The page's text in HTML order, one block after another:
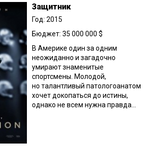
Защитник
Год: 2015
Бюджет: 35 000 000 $
В Америке один за одним
неожиданно и загадочно
умирают знаменитые
спортсмены. Молодой,
но талантливый патологоанатом
хочет докопаться до истины,
однако не всем нужна правда...